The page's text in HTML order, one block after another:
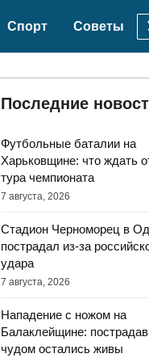
Спорт Советы
Последние
Футбольные баталии на
Харьковщине: что ждать
тура чемпионата
7 августа, 2026
Стадион Черноморец в
пострадал из-за
удара
7 августа, 2026
Нападение с ножом на
Балаклейщине:
чудом остались живы